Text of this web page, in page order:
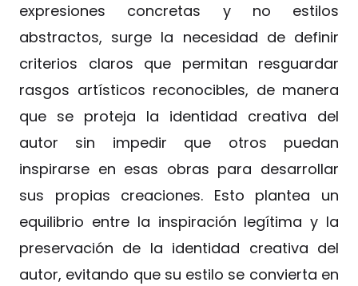
expresiones concretas y no estilos
abstractos, surge la necesidad de definir
criterios claros que permitan resguardar
rasgos artísticos reconocibles, de manera
que se proteja la identidad creativa del
autor sin impedir que otros puedan
inspirarse en esas obras para desarrollar
sus propias creaciones. Esto plantea un
equilibrio entre la inspiración legítima y la
preservación de la identidad creativa del
autor, evitando que su estilo se convierta en